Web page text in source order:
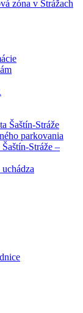
zóna v Strážach
Šaštín-Stráže
parkovania
Stráže –